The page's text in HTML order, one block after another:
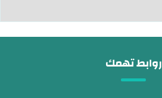
روابط تهمك